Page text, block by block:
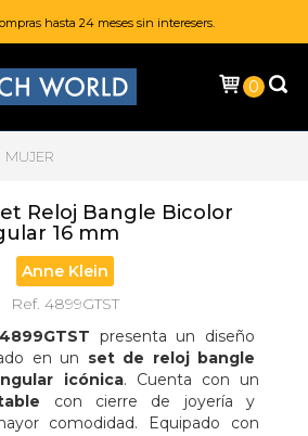
hasta 24 meses sin interesers.
0
MUJER
Reloj Bangle Bicolor
16 mm
Anne Klein
Ref. 4899GTST
presenta un diseño
en un set de reloj bangle
icónica. Cuenta con un
con cierre de joyería y
comodidad. Equipado con